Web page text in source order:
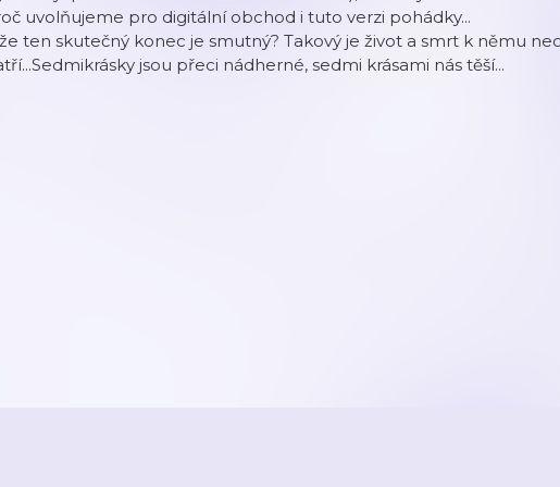
uvolňujeme pro digitální obchod i tuto verzi pohádky...
ten skutečný konec je smutný? Takový je život a smrt k němu
jsou přeci nádherné, sedmi krásami nás těší...